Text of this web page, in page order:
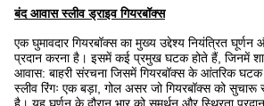
बंद आवास स्लीव ड्राइव गियरबॉक्स
एक घुमावदार गियरबॉक्स का मुख्य उद्देश्य नियंत्रित घूर्णन
प्रदान करना है। इसमें कई प्रमुख घटक होते हैं, जिनमें
आवास: बाहरी संरचना जिसमें गियरबॉक्स के आंतरिक घटक
स्लीव रिंगः एक बड़ा, गोल असर जो गियरबॉक्स को